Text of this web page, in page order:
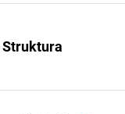
Struktura